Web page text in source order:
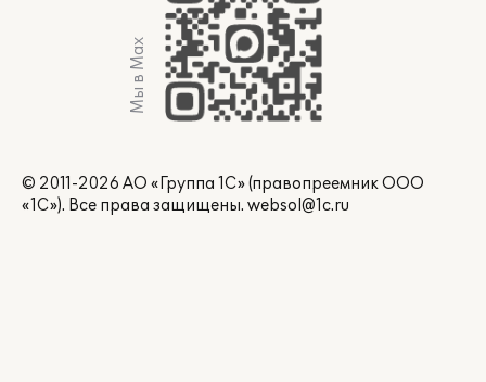
Мы в Max
© 2011-2026 АО «Группа 1С» (правопреемник ООО
«1С»). Все права защищены. websol@1c.ru